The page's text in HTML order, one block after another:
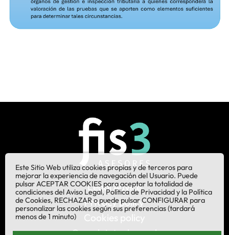
Legal Advice
Privacy policy
Cookies policy
Este Sitio Web utiliza cookies propias y de terceros para
mejorar la experiencia de navegación del Usuario. Puede
pulsar ACEPTAR COOKIES para aceptar la totalidad de
condiciones del Aviso Legal, Política de Privacidad y la Política
de Cookies, RECHAZAR o puede pulsar CONFIGURAR para
personalizar las cookies según sus preferencias (tardará
menos de 1 minuto)